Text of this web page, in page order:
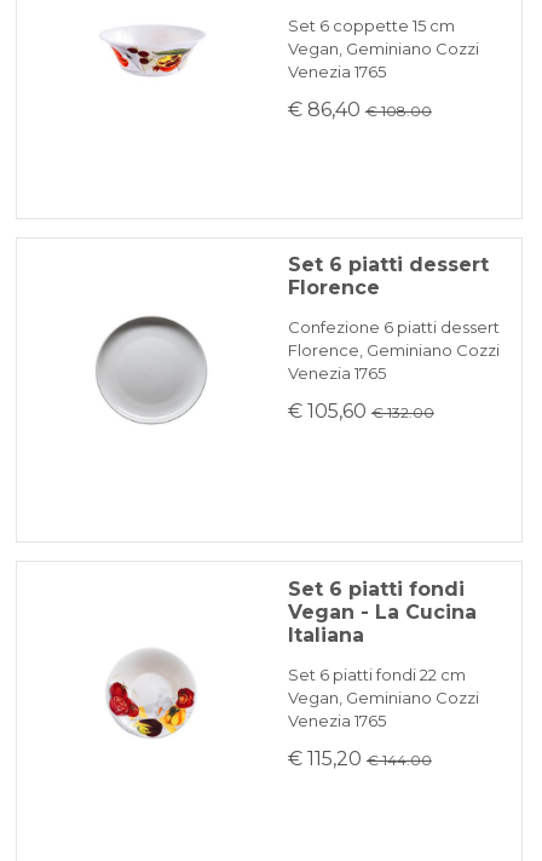
Set 6 coppette 15 cm
Vegan, Geminiano Cozzi
Venezia 1765
€ 86,40 € 108.00
Set 6 piatti dessert
Florence
Confezione 6 piatti dessert
Florence, Geminiano Cozzi
Venezia 1765
€ 105,60 € 132.00
Set 6 piatti fondi
Vegan - La Cucina
Italiana
Set 6 piatti fondi 22 cm
Vegan, Geminiano Cozzi
Venezia 1765
€ 115,20 € 144.00